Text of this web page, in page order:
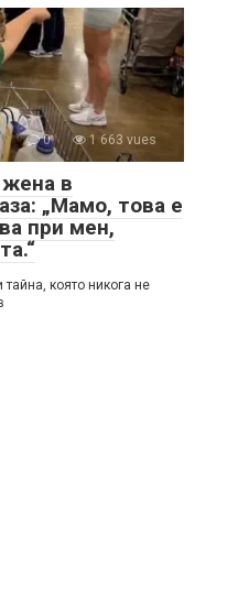
0 1 663 vues
в
„Мамо, това е
при мен,
която никога не